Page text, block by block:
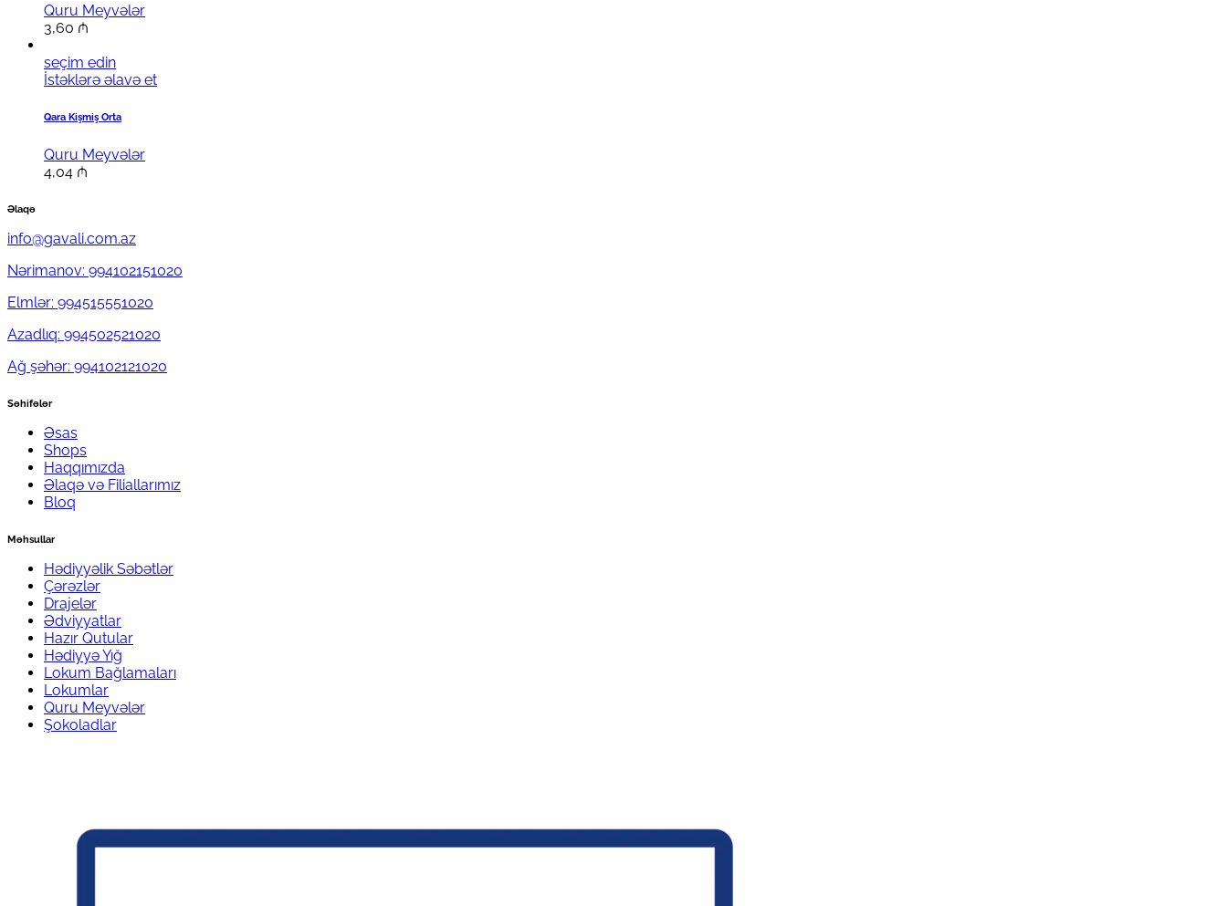
Quru Meyvələr
3,60 ₼
seçim edin
İstəklərə əlavə et
Qara Kişmiş Orta
Quru Meyvələr
4,04 ₼
Əlaqə
info@gavali.com.az
Nərimanov: 994102151020
Elmlər: 994515551020
Azadlıq: 994502521020
Ağ şəhər: 994102121020
Səhifələr
Əsas
Shops
Haqqımızda
Əlaqə və Filiallarımız
Bloq
Məhsullar
Hədiyyəlik Səbətlər
Çərəzlər
Drajelər
Ədviyyatlar
Hazır Qutular
Hədiyyə Yığ
Lokum Bağlamaları
Lokumlar
Quru Meyvələr
Şokoladlar